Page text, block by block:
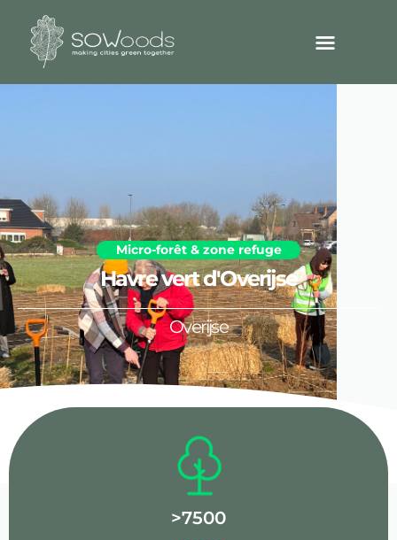
Micro-forêt & zone refuge
Havre vert d'Overijse
Overijse
>7500